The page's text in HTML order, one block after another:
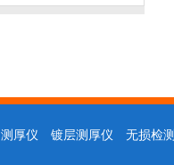
测厚仪 镀层测厚仪 无损检测